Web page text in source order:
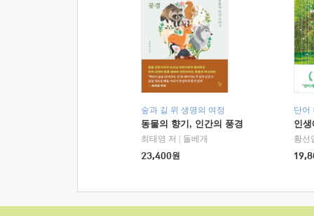
숲과 길 위 생명의 여정
동물의 향기, 인간의 풍경
최태영 저
돌베개
23,400원
단어
인
황선